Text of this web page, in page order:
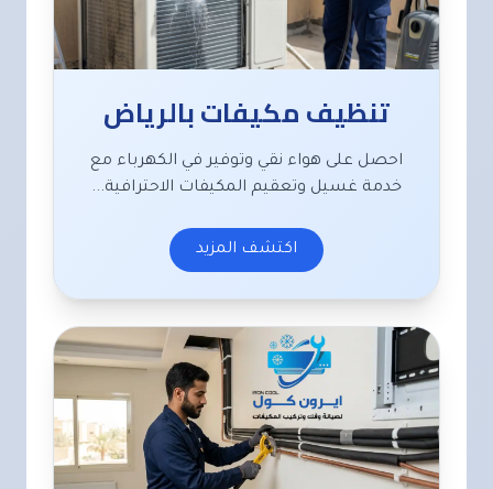
تنظيف مكيفات بالرياض
احصل على هواء نقي وتوفير في الكهرباء مع
خدمة غسيل وتعقيم المكيفات الاحترافية...
اكتشف المزيد